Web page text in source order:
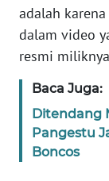
adalah
dalam video
resmi
Baca Juga:
Ditendang
Pangestu
Boncos
News
Regional
WN
SUMUT
WN
JAKARTA